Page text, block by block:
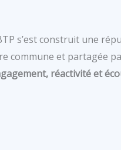
s’est construit une
et partagée
réactivité et